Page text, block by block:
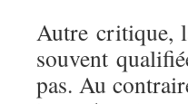
Autre critique,
souvent
pas. Au